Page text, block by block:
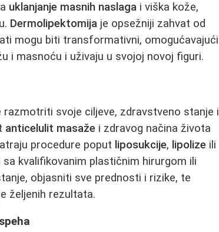
uklanjanje masnih naslaga i viška kože,
Dermolipektomija je opsežniji zahvat od
mogu biti transformativni, omogućavajući
i masnoću i uživaju u svojoj novoj figuri.
svoje ciljeve, zdravstveno stanje i
anticelulit masaže i zdravog načina života
procedure poput liposukcije, lipolize ili
kvalifikovanim plastičnim hirurgom ili
objasniti sve prednosti i rizike, te
željenih rezultata.